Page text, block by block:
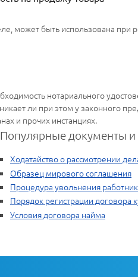
может быть использована при
нотариального
ли при этом у законного
и прочих инстанциях.
Популярные документы
Ходатайство о рассмотрении
Образец мирового соглашения
Процедура увольнения
Порядок регистрации договора
Условия договора найма